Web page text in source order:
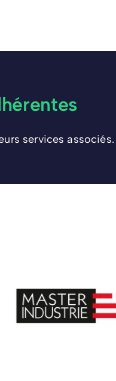
services associés.